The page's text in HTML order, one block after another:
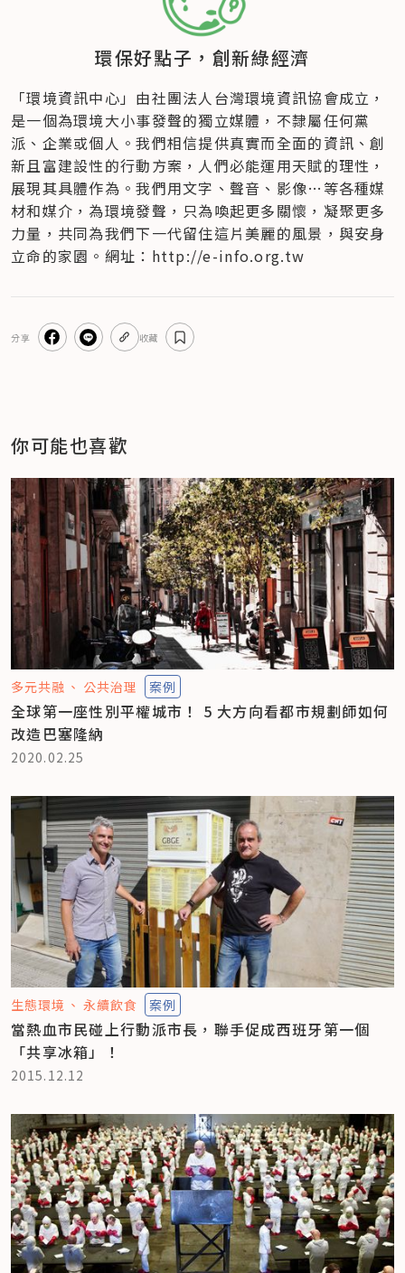
環保好點子，創新綠經濟
「環境資訊中心」由社團法人台灣環境資訊協會成立​，
是一個為環境大小事發聲的獨立媒體，不隸屬任何黨
派、企業或個人​。我們相信提供真實而全面的資訊、創
新且富建設性的行動方案，人們必能運用天賦的理性，
展現其具體作為。我們用文字、聲音、影像…等各種媒
材和媒介，為環境發聲，只為喚起更多關懷，凝聚更多
力量，共同為我們下一代留住這片美麗的風景，與安身
立命的家園。網址：http://e-info.org.tw
分享 收藏
你可能也喜歡
多元共融 公共治理 案例
全球第一座性別平權城市！ 5 大方向看都市規劃師如何
改造巴塞隆納
2020.02.25
生態環境 永續飲食 案例
當熱血市民碰上行動派市長，聯手促成西班牙第一個
「共享冰箱」！
2015.12.12